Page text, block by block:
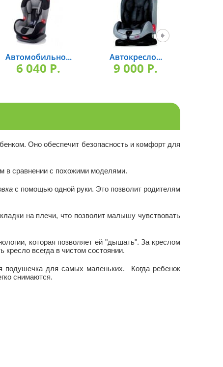
Автомобильно...
6 040 P.
Автокресло...
9 000 P.
Оно обеспечит безопасность и комфорт для
в сравнении с похожими моделями.
с помощью одной руки. Это позволит родителям
на плечи, что позволит малышу чувствовать
которая позволяет ей "дышать". За креслом
кресло всегда в чистом состоянии.
подушечка для самых маленьких. Когда ребенок
снимаются.